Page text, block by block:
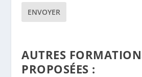
AUTRES
PROPOSÉES :